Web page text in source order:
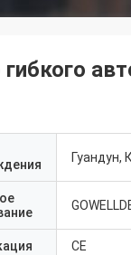
Гуандун,
CE